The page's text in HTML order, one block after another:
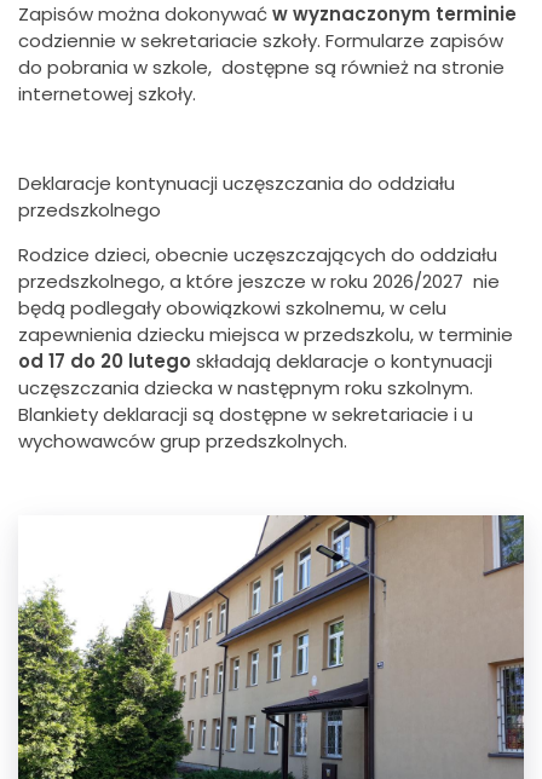
Zapisów można dokonywaćw wyznaczonym terminie
codziennie w sekretariacie szkoły. Formularze zapisów
do pobrania w szkole, dostępne są również na stronie
internetowej szkoły.
Deklaracje kontynuacji uczęszczania do oddziału
przedszkolnego
Rodzice dzieci, obecnie uczęszczających do oddziału
przedszkolnego, a które jeszcze w roku 2026/2027 nie
będą podlegały obowiązkowi szkolnemu, w celu
zapewnienia dziecku miejsca w przedszkolu, w terminie
od 17 do 20 lutego składają deklaracje o kontynuacji
uczęszczania dziecka w następnym roku szkolnym.
Blankiety deklaracji są dostępne w sekretariacie i u
wychowawców grup przedszkolnych.